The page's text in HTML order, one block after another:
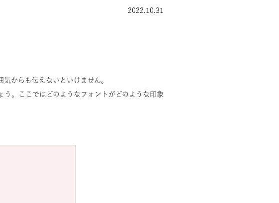
2022.10.31
からも伝えないといけません。
。ここではどのようなフォントがどのような印象